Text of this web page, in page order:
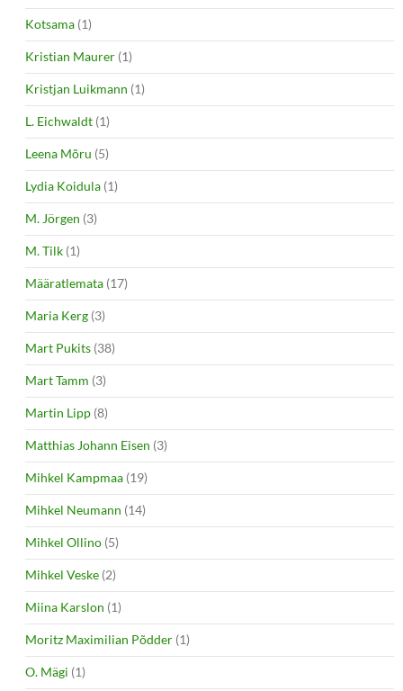
Kotsama (1)
Kristian Maurer (1)
Kristjan Luikmann (1)
L. Eichwaldt (1)
Leena Mõru (5)
Lydia Koidula (1)
M. Jörgen (3)
M. Tilk (1)
Määratlemata (17)
Maria Kerg (3)
Mart Pukits (38)
Mart Tamm (3)
Martin Lipp (8)
Matthias Johann Eisen (3)
Mihkel Kampmaa (19)
Mihkel Neumann (14)
Mihkel Ollino (5)
Mihkel Veske (2)
Miina Karslon (1)
Moritz Maximilian Põdder (1)
O. Mägi (1)